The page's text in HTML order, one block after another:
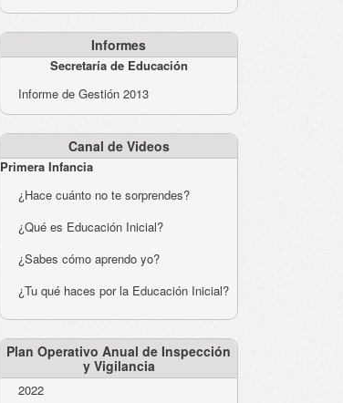
Informes
Secretaría de Educación
Informe de Gestión 2013
Canal de Videos
Primera Infancia
¿Hace cuánto no te sorprendes?
¿Qué es Educación Inicial?
¿Sabes cómo aprendo yo?
¿Tu qué haces por la Educación Inicial?
Plan Operativo Anual de Inspección
y Vigilancia
2022